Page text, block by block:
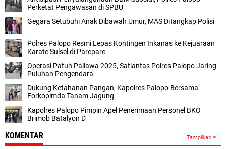
Perketat Pengawasan di SPBU
Gegara Setubuhi Anak Dibawah Umur, MAS Ditangkap Polisi
Polres Palopo Resmi Lepas Kontingen Inkanas ke Kejuaraan
Karate Sulsel di Parepare
Operasi Patuh Pallawa 2025, Satlantas Polres Palopo Jaring
Puluhan Pengendara
Dukung Ketahanan Pangan, Kapolres Palopo Bersama
Forkopimda Tanam Jagung
Kapolres Palopo Pimpin Apel Penerimaan Personel BKO
Brimob Batalyon D
KOMENTAR Tampilkan